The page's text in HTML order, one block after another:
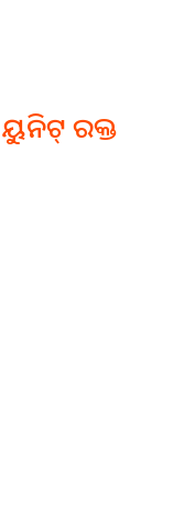
ୟୁନିଟ୍ ରକ୍ତ